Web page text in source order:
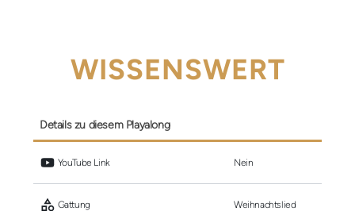
WISSENSWERT
Details zu diesem Playalong
YouTube Link Nein
Gattung Weihnachtslied